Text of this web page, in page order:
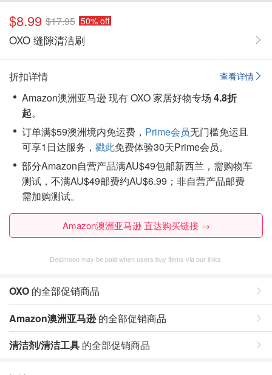
$8.99 $17.95 50% off
OXO 缝隙清洁刷
查看详情
折扣详情
Amazon澳洲亚马逊 现有 OXO 家居好物专场 4.8折
起。
订单满$59澳洲境内免运费， Prime会员无门槛免运且
可享1日达服务， 戳此免费体验30天Prime会员。
部分Amazon自营产品满AU$49包邮新西兰，需购物车
测试，不满AU$49邮费约AU$6.99；非自营产品邮费
需加购测试。
Amazon澳洲亚马逊 直达购买链接 →
Dealmoon may be paid when users buy items via our links.
OXO 的全部促销商品
Amazon澳洲亚马逊的全部促销商品
清洁剂/清洁工具 的全部促销商品